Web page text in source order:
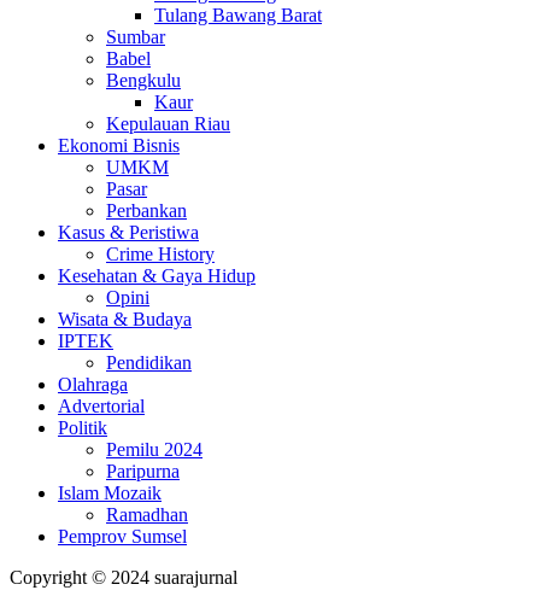
Tulang Bawang Barat
Sumbar
Babel
Bengkulu
Kaur
Kepulauan Riau
Ekonomi Bisnis
UMKM
Pasar
Perbankan
Kasus & Peristiwa
Crime History
Kesehatan & Gaya Hidup
Opini
Wisata & Budaya
IPTEK
Pendidikan
Olahraga
Advertorial
Politik
Pemilu 2024
Paripurna
Islam Mozaik
Ramadhan
Pemprov Sumsel
Copyright © 2024 suarajurnal